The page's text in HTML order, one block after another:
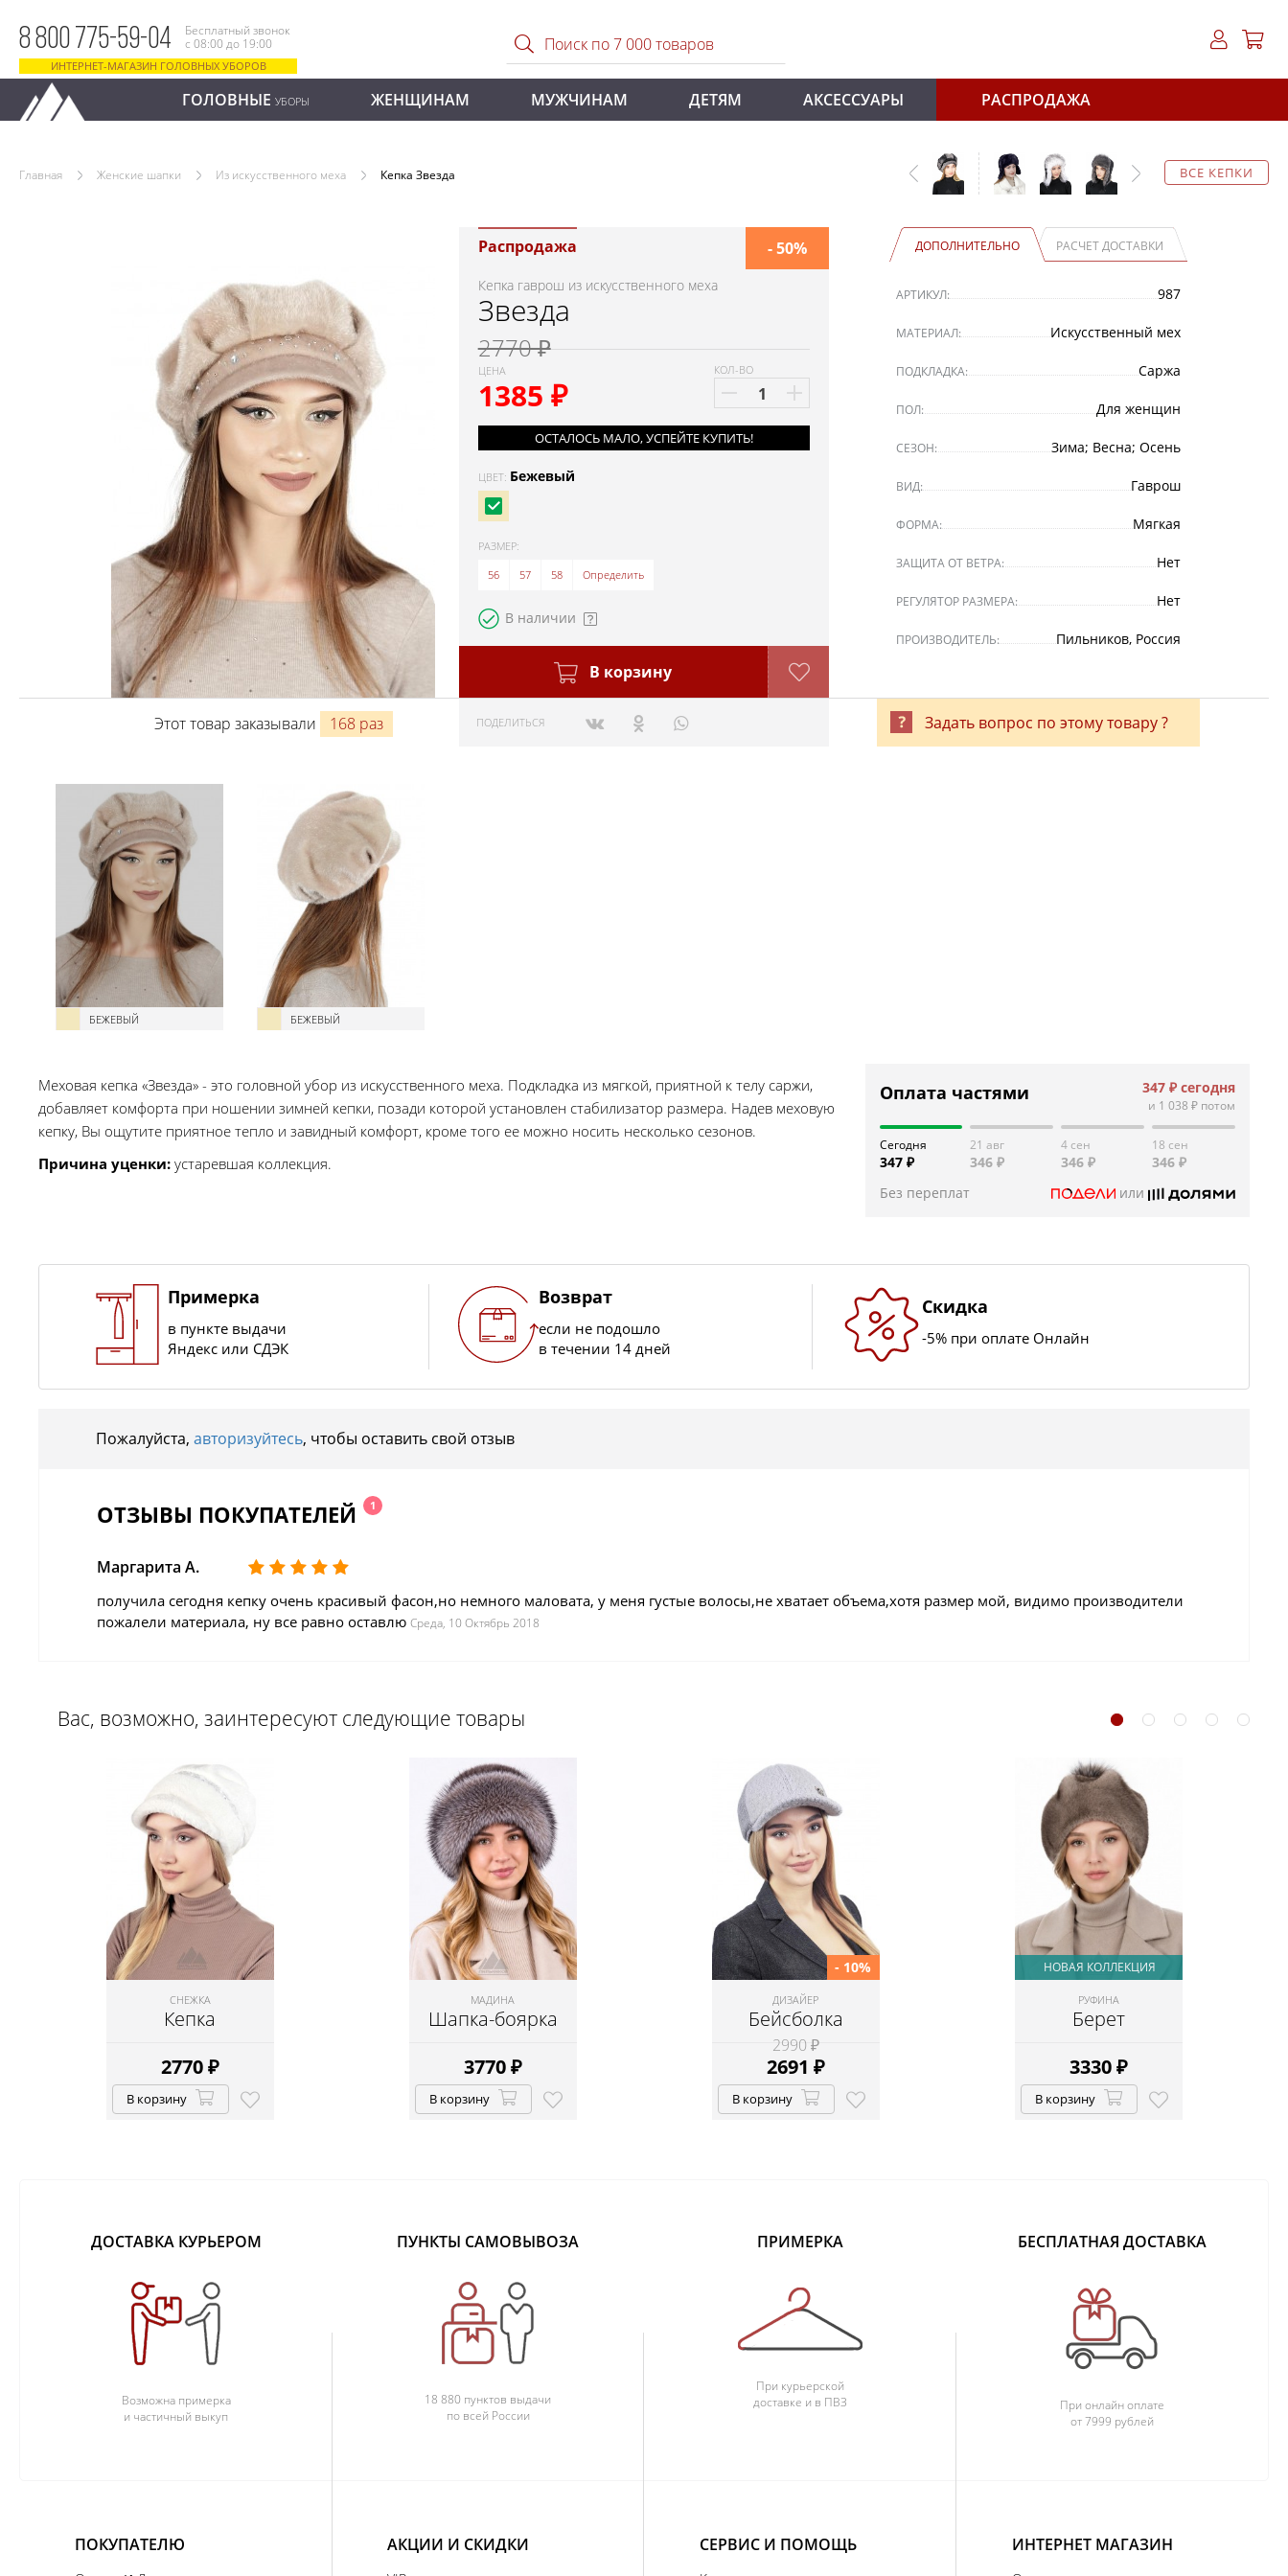
8 800 775-59-04
Бесплатный звонок
с 08:00 до 19:00
ИНТЕРНЕТ-МАГАЗИН ГОЛОВНЫХ УБОРОВ
ГОЛОВНЫЕ УБОРЫ ЖЕНЩИНАМ МУЖЧИНАМ ДЕТЯМ АКСЕССУАРЫ РАСПРОДАЖА
ВСЕ КЕПКИ
Главная Женские шапки Из искусственного меха Кепка Звезда
Распродажа
Кепка гаврош из искусственного меха
Звезда
2770 ₽
ЦЕНА
1385 ₽
- 50%
КОЛ-ВО
ОСТАЛОСЬ МАЛО, УСПЕЙТЕ КУПИТЬ!
ЦВЕТ: Бежевый
РАЗМЕР:
56
57 58 Определить
В наличии
В корзину
ПОДЕЛИТЬСЯ
ДОПОЛНИТЕЛЬНО РАСЧЕТ ДОСТАВКИ
АРТИКУЛ: 987
МАТЕРИАЛ: Искусственный мех
ПОДКЛАДКА: Саржа
ПОЛ: Для женщин
СЕЗОН: Зима; Весна; Осень
ВИД: Гаврош
ФОРМА: Мягкая
ЗАЩИТА ОТ ВЕТРА: Нет
РЕГУЛЯТОР РАЗМЕРА: Нет
ПРОИЗВОДИТЕЛЬ: Пильников, Россия
Этот товар заказывали 168 раз Задать вопрос по этому товару ?
БЕЖЕВЫЙ БЕЖЕВЫЙ
Меховая кепка «Звезда» - это головной убор из искусственного меха. Подкладка из мягкой, приятной к телу саржи,
добавляет комфорта при ношении зимней кепки, позади которой установлен стабилизатор размера. Надев меховую
кепку, Вы ощутите приятное тепло и завидный комфорт, кроме того ее можно носить несколько сезонов.
Причина уценки: устаревшая коллекция.
Оплата частями 347 ₽сегодня
и 1 038 ₽потом
Сегодня
347 ₽
21 авг
346 ₽
4 сен
346 ₽
18 сен
346 ₽
Без переплат
или
Примерка
в пункте выдачи
Яндекс или СДЭК
Возврат
если не подошло
в течении 14 дней
Скидка
-5% при оплате Онлайн
Пожалуйста, авторизуйтесь, чтобы оставить свой отзыв
ОТЗЫВЫ ПОКУПАТЕЛЕЙ 1
Маргарита А.
получила сегодня кепку очень красивый фасон,но немного маловата, у меня густые волосы,не хватает объема,хотя размер мой, видимо производители
пожалели материала, ну все равно оставлю Среда, 10 Октябрь 2018
Вас, возможно, заинтересуют следующие товары
СНЕЖКА
Кепка
2770₽
В корзину
МАДИНА
Шапка-боярка
3770₽
В корзину
ДИЗАЙЕР
Бейсболка
2990 ₽
2691 ₽
- 10%
В корзину
НОВАЯ КОЛЛЕКЦИЯ
РУФИНА
Берет
3330₽
В корзину
ДОСТАВКА КУРЬЕРОМ
Возможна примерка
и частичный выкуп
ПУНКТЫ САМОВЫВОЗА
18 880 пунктов выдачи
по всей России
ПРИМЕРКА
При курьерской
доставке и в ПВЗ
БЕСПЛАТНАЯ ДОСТАВКА
При онлайн оплате
от 7999 рублей
ПОКУПАТЕЛЮ АКЦИИ И СКИДКИ СЕРВИС И ПОМОЩЬ ИНТЕРНЕТ МАГАЗИН